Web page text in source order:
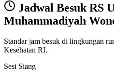
Jadwal Besuk RS
Muhammadiyah
Standar jam besuk di lingkungan
Kesehatan RI.
Sesi Siang